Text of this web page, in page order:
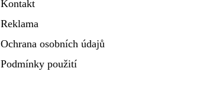
Kontakt
Reklama
Ochrana osobních údajů
Podmínky použití